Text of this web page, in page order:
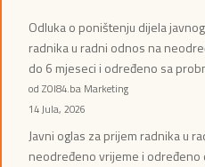
Odluka o poništenju dijela
radnika u radni odnos na
do 6 mjeseci i određeno sa
od ZOI84.ba Marketing
14 Jula, 2026
Javni oglas za prijem radnika u
neodređeno vrijeme i određeno